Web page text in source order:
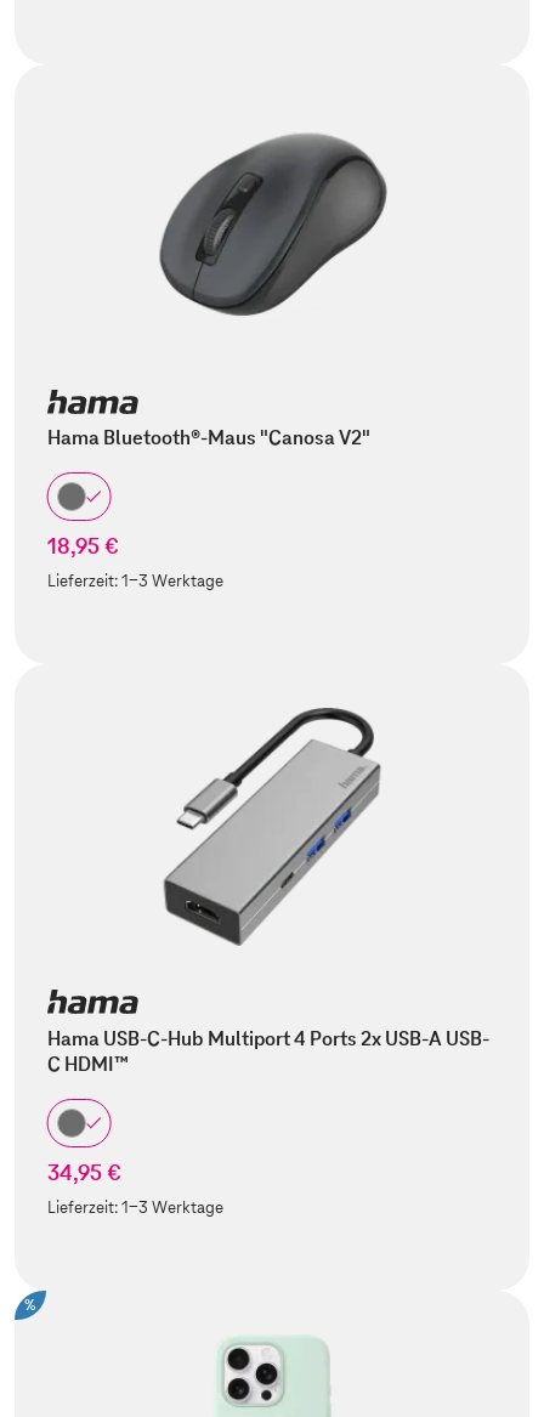
Hama Bluetooth®-Maus "Canosa V2"
18,95 €
Lieferzeit:1-3 Werktage
Hama USB-C-Hub Multiport 4 Ports 2x USB-A USB-
C HDMI™
34,95 €
Lieferzeit:1-3 Werktage
%